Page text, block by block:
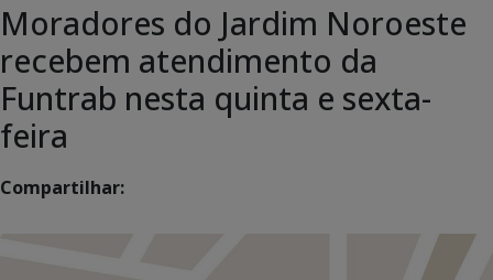
Moradores do Jardim Noroeste
recebem atendimento da
Funtrab nesta quinta e sexta-
feira
Compartilhar: